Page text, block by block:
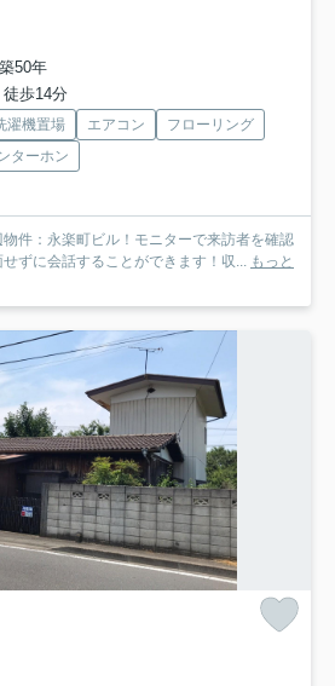
50年
歩14分
濯機置場 エアコン
フローリング
ターホン
件：永楽町ビル！モニターで来訪者を確認
ずに会話することができます！収... もっと